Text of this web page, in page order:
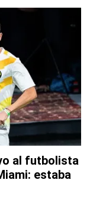
al futbolista
estaba